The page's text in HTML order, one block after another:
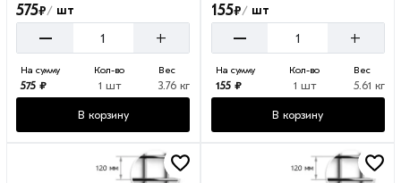
575₽/ шт
– +
На сумму
575 ₽
Кол-во
1 шт
Вес
3.76 кг
В корзину
155₽/шт
– +
На сумму
155 ₽
Кол-во
1 шт
Вес
5.61 кг
В корзину